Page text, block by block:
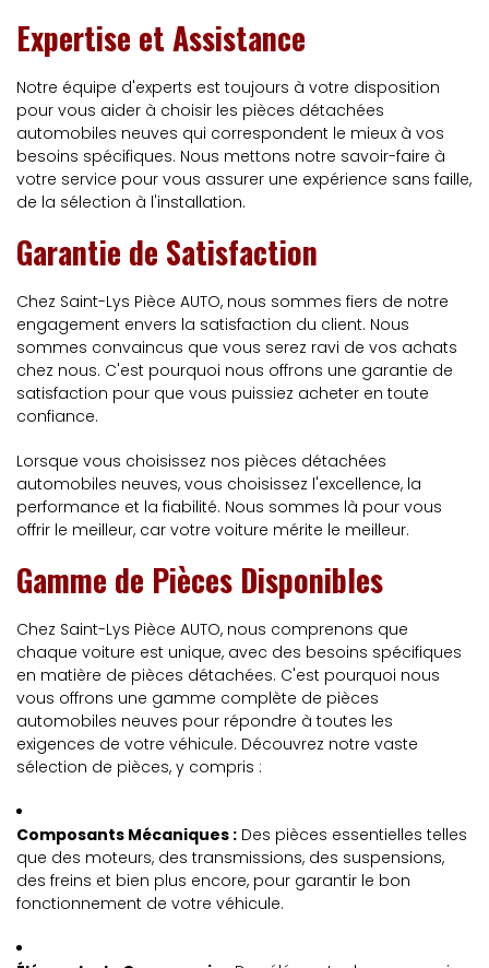
Expertise et Assistance
Notre équipe d'experts est toujours à votre disposition
pour vous aider à choisir les pièces détachées
automobiles neuves qui correspondent le mieux à vos
besoins spécifiques. Nous mettons notre savoir-faire à
votre service pour vous assurer une expérience sans faille,
de la sélection à l'installation.
Garantie de Satisfaction
Chez Saint-Lys Pièce AUTO, nous sommes fiers de notre
engagement envers la satisfaction du client. Nous
sommes convaincus que vous serez ravi de vos achats
chez nous. C'est pourquoi nous offrons une garantie de
satisfaction pour que vous puissiez acheter en toute
confiance.
Lorsque vous choisissez nos pièces détachées
automobiles neuves, vous choisissez l'excellence, la
performance et la fiabilité. Nous sommes là pour vous
offrir le meilleur, car votre voiture mérite le meilleur.
Gamme de Pièces Disponibles
Chez Saint-Lys Pièce AUTO, nous comprenons que
chaque voiture est unique, avec des besoins spécifiques
en matière de pièces détachées. C'est pourquoi nous
vous offrons une gamme complète de pièces
automobiles neuves pour répondre à toutes les
exigences de votre véhicule. Découvrez notre vaste
sélection de pièces, y compris :
Composants Mécaniques : Des pièces essentielles telles
que des moteurs, des transmissions, des suspensions,
des freins et bien plus encore, pour garantir le bon
fonctionnement de votre véhicule.